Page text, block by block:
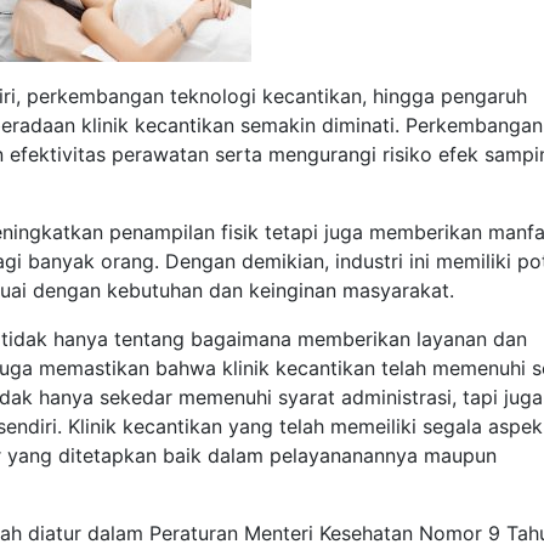
perkembangan teknologi kecantikan, hingga pengaruh
klinik kecantikan semakin diminati. Perkembangan
perawatan serta mengurangi risiko efek
penampilan fisik tetapi juga memberikan
banyak orang. Dengan demikian, industri ini memiliki
dengan kebutuhan dan keinginan masyarakat.
hanya tentang bagaimana memberikan layanan dan
memastikan bahwa klinik kecantikan telah memenuhi
hanya sekedar memenuhi syarat administrasi, tapi juga
Klinik kecantikan yang telah memeiliki segala aspek
ditetapkan baik dalam pelayananannya maupun
diatur dalam Peraturan Menteri Kesehatan Nomor 9